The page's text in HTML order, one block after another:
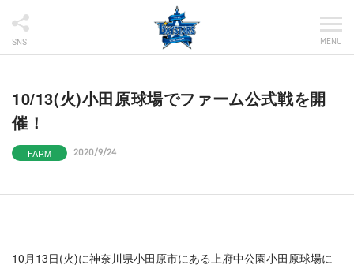
SNS MENU
10/13(火)小田原球場でファーム公式戦を開
催！
FARM 2020/9/24
10月13日(火)に神奈川県小田原市にある上府中公園小田原球場に